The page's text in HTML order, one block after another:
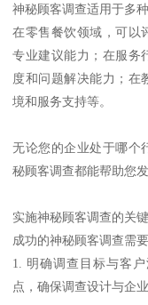
神秘顾客调查适用于多
在零售餐饮领域，可以
专业建议能力；在服务
度和问题解决能力；在
境和服务支持等。
无论您的企业处于哪个
秘顾客调查都能帮助您
实施神秘顾客调查的关
成功的神秘顾客调查需
1. 明确调查目标与客
点，确保调查设计与企